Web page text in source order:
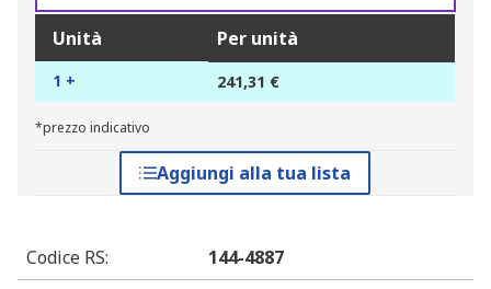
Unità Per unità
1 + 241,31 €
*prezzo indicativo
Aggiungi alla tua lista
Codice RS:
144-4887